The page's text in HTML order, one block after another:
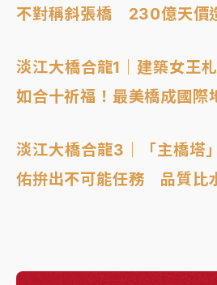
不對稱斜張橋 230億天價
淡江大橋合龍1｜建築女王
如合十祈福！最美橋成國際
淡江大橋合龍3｜「主橋塔
佑拚出不可能任務 品質比